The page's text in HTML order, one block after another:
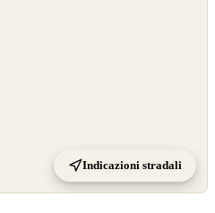
Indicazioni stradali